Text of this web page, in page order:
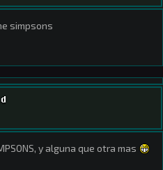
simpsons
y alguna que otra mas